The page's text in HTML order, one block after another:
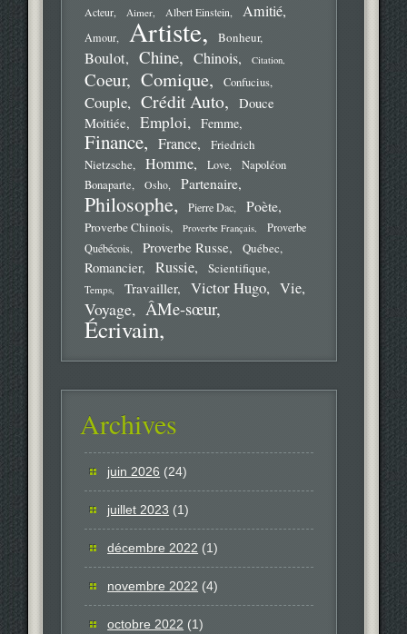
Acteur Aimer Albert Einstein Amitié
Amour Artiste Bonheur
Boulot Chine Chinois Citation
Coeur Comique Confucius
Couple Crédit Auto
Douce
Moitiée
Emploi Femme
Finance France
Friedrich
Nietzsche
Homme Love
Napoléon
Bonaparte
Osho Partenaire
Philosophe Pierre Dac Poète
Proverbe Chinois Proverbe Français
Proverbe
Québécois
Proverbe Russe Québec
Romancier Russie Scientifique
Temps Travailler Victor Hugo Vie
Voyage ÂMe-sœur
Écrivain
Archives
juin 2026 (24)
juillet 2023 (1)
décembre 2022 (1)
novembre 2022 (4)
octobre 2022 (1)